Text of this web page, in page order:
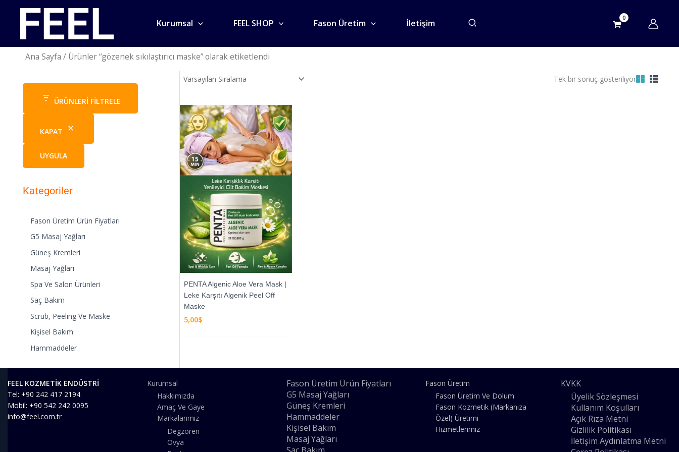
Kurumsal FEEL SHOP Fason Üretim İletişim
Ana Sayfa / Ürünler “gözenek sıkılaştırıcı maske” olarak etiketlendi
ÜRÜNLERI FILTRELE
KAPAT
UYGULA
Kategoriler
Fason Üretim Ürün Fiyatları
G5 Masaj Yağları
Güneş Kremleri
Masaj Yağları
Spa Ve Salon Ürünleri
Saç Bakım
Scrub, Peeling Ve Maske
Kişisel Bakım
Hammaddeler
Tek bir sonuç gösteriliyor
PENTA Algenic Aloe Vera Mask |
Leke Karşıtı Algenik Peel Off
Maske
5,00$
FEEL KOZMETİK ENDÜSTRİ
Tel: +90 242 417 2194
Mobil: +90 542 242 0095
info@feel.com.tr
Kurumsal
Hakkımızda
Amaç Ve Gaye
Markalarımız
Degzoren
Ovya
Fason Üretim Ürün Fiyatları
G5 Masaj Yağları
Güneş Kremleri
Hammaddeler
Kişisel Bakım
Masaj Yağları
Fason Üretim
Fason Üretim Ve Dolum
Fason Kozmetik (Markanıza
Özel) Üretimi
Hizmetlerimiz
KVKK
Üyelik Sözleşmesi
Kullanım Koşulları
Açık Rıza Metni
Gizlilik Politikası
İletişim Aydınlatma Metni